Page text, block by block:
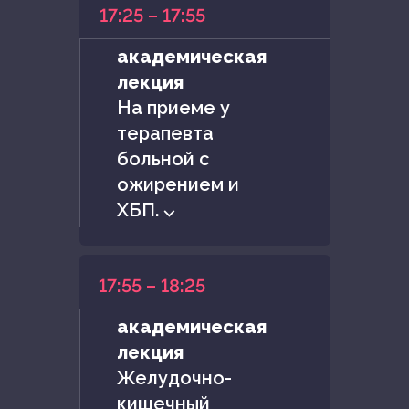
17:25 – 17:55
академическая
лекция
На приеме у
терапевта
больной с
ожирением и
ХБП. ⌵
17:55 – 18:25
академическая
лекция
Желудочно-
кишечный